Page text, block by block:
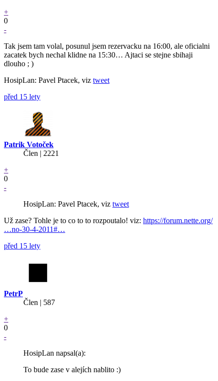
+
0
-
Tak jsem tam volal, posunul jsem rezervacku na 16:00, ale oficialni
zacatek bych nechal klidne na 15:30… Ajtaci se stejne sbihaji
dlouho ; )
HosipLan: Pavel Ptacek, viz tweet
před 15 lety
Patrik Votoček
Člen | 2221
+
0
-
HosipLan: Pavel Ptacek, viz tweet
Už zase? Tohle je to co to to rozpoutalo! viz: https://forum.nette.org/
…no-30-4-2011#…
před 15 lety
PetrP
Člen | 587
+
0
-
HosipLan napsal(a):
To bude zase v alejích nablito :)